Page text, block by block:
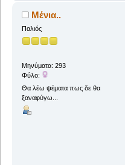
Μένια..
Παλιός
Μηνύματα: 293
Φύλο:
Θα λέω ψέματα πως δε θα
ξαναφύγω...